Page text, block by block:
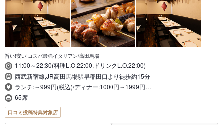
旨い!安い!コスパ最強イタリアン/高田馬場
11:00～22:30(料理L.O.22:00,ドリンクL.O.22:00)
西武新宿線,JR高田馬場駅早稲田口より徒歩約15分
ランチ:～999円(税込)/ディナー:1000円～1999円…
65席
口コミ投稿特典対象店